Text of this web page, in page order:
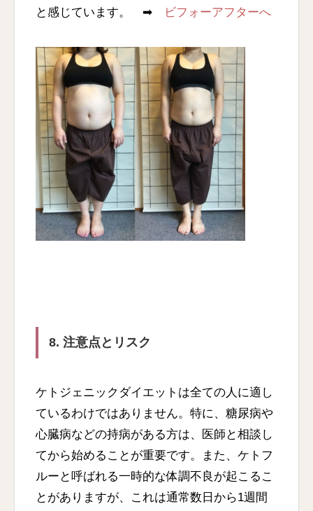
と感じています。 ➡
ビフォーアフターへ
8. 注意点とリスク
ケトジェニックダイエットは全ての人に適し
ているわけではありません。特に、糖尿病や
心臓病などの持病がある方は、医師と相談し
てから始めることが重要です。また、ケトフ
ルーと呼ばれる一時的な体調不良が起こるこ
とがありますが、これは通常数日から1週間